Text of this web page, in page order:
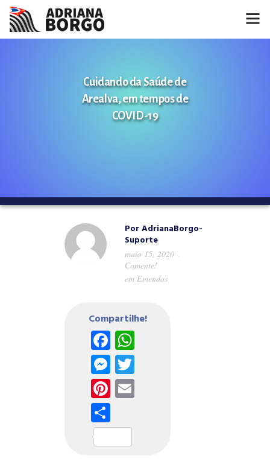
Cuidando da Saúde de
Arealva, em tempos de
COVID-19
PorAdrianaBorgo-
Suporte
maio 15, 2020
Comente!
em Emendas
Compartilhe!
Facebook
WhatsApp
Messenger
Twitter
Pinterest
Email
Share